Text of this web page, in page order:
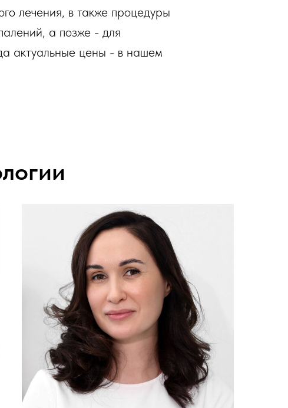
лечения, в также процедуры
а позже - для
актуальные цены - в нашем